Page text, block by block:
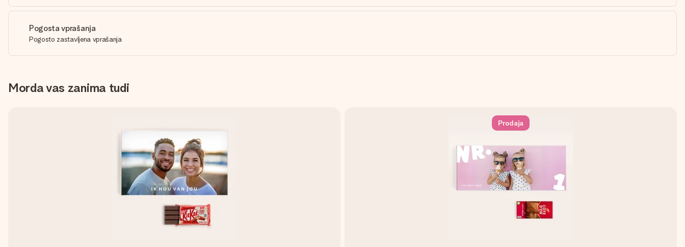
Pogosta vprašanja
Pogosto zastavljena vprašanja
Morda vas zanima tudi
Prodaja